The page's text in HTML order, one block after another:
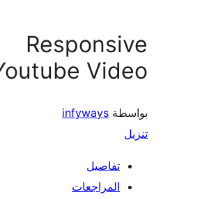
Youtube
infyways